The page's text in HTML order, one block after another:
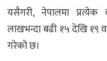
यसैगरी, नेपालमा
लाखभन्दा बढी १५ देखि १९
गरेको छ।